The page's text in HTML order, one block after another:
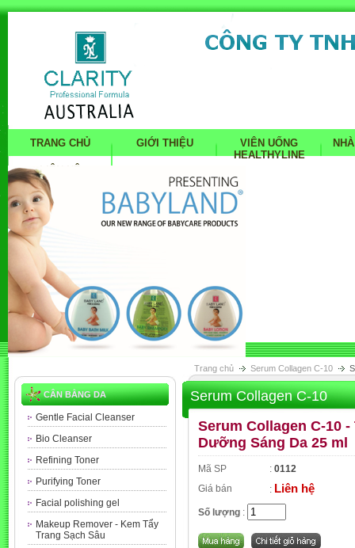
TRANG CHỦ GIỚI THIỆU
VIÊN UỐNG
HEALTHYLINE
LIÊN HỆ
CÂN BẰNG DA
Gentle Facial Cleanser
Bio Cleanser
Refining Toner
Purifying Toner
Facial polishing gel
Makeup Remover - Kem Tẩy
Trang Sạch Sâu
Trang chủ Serum Collagen C-10
Serum Collagen C-10
Serum Collagen C-10
Dưỡng Sáng Da 25 ml
Mã SP : 0112
Giá bán
: Liên hệ
Số lượng :